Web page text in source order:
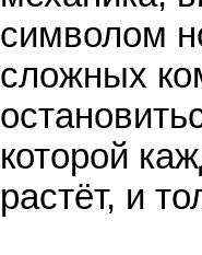
символом
сложных
которой
растёт, и